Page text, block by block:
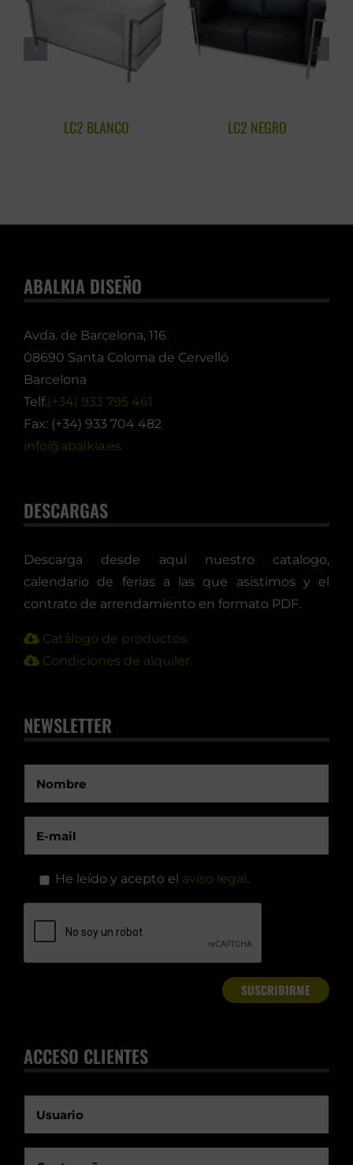
LC2 BLANCO LC2 NEGRO
ABALKIA DISEÑO
Avda. de Barcelona, 116
08690 Santa Coloma de Cervelló
Barcelona
Telf.(+34) 933 795 461
Fax: (+34) 933 704 482
info@abalkia.es
DESCARGAS
Descarga desde aquí nuestro catalogo,
calendario de ferias a las que asistimos y el
contrato de arrendamiento en formato PDF.
Catálogo de productos.
Condiciones de alquiler.
NEWSLETTER
He leído y acepto el aviso legal .
ACCESO CLIENTES